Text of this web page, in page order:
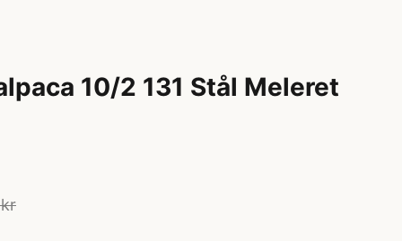
10/2 131 Stål Meleret